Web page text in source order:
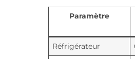
Paramètre
Réfrigérateur